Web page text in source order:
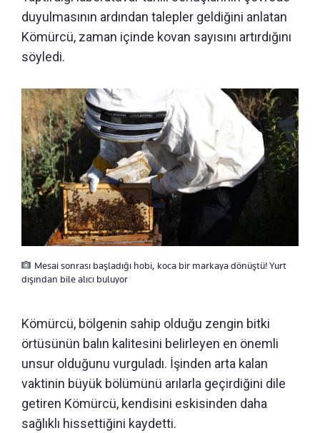
duyulmasının ardından talepler geldiğini anlatan
Kömürcü, zaman içinde kovan sayısını artırdığını
söyledi.
Mesai sonrası başladığı hobi, koca bir markaya dönüştü! Yurt
dışından bile alıcı buluyor
Kömürcü, bölgenin sahip olduğu zengin bitki
örtüsünün balın kalitesini belirleyen en önemli
unsur olduğunu vurguladı. İşinden arta kalan
vaktinin büyük bölümünü arılarla geçirdiğini dile
getiren Kömürcü, kendisini eskisinden daha
sağlıklı hissettiğini kaydetti.